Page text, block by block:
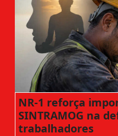
NR-1 reforça
SINTRAMOG na
trabalhadores